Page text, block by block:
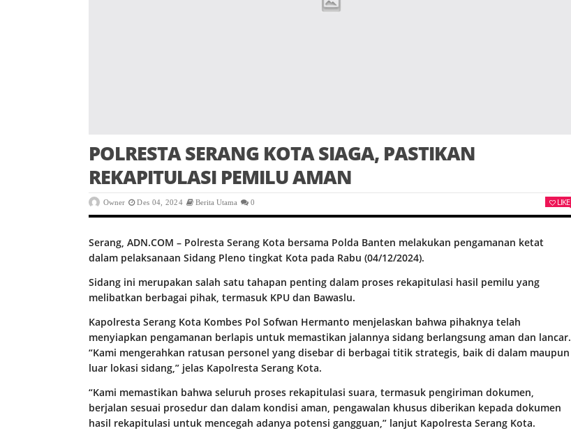
POLRESTA SERANG KOTA SIAGA, PASTIKAN
REKAPITULASI PEMILU AMAN
Owner Des 04, 2024 Berita Utama 0 LIKE
Serang, ADN.COM – Polresta Serang Kota bersama Polda Banten melakukan pengamanan ketat
dalam pelaksanaan Sidang Pleno tingkat Kota pada Rabu (04/12/2024).
Sidang ini merupakan salah satu tahapan penting dalam proses rekapitulasi hasil pemilu yang
melibatkan berbagai pihak, termasuk KPU dan Bawaslu.
Kapolresta Serang Kota Kombes Pol Sofwan Hermanto menjelaskan bahwa pihaknya telah
menyiapkan pengamanan berlapis untuk memastikan jalannya sidang berlangsung aman dan lancar.
“Kami mengerahkan ratusan personel yang disebar di berbagai titik strategis, baik di dalam maupun
luar lokasi sidang,” jelas Kapolresta Serang Kota.
“Kami memastikan bahwa seluruh proses rekapitulasi suara, termasuk pengiriman dokumen,
berjalan sesuai prosedur dan dalam kondisi aman, pengawalan khusus diberikan kepada dokumen
hasil rekapitulasi untuk mencegah adanya potensi gangguan,” lanjut Kapolresta Serang Kota.